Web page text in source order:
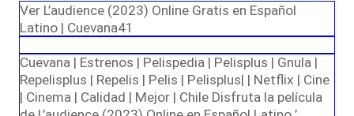
Ver L’audience (2023) Online Gratis en Español
Latino | Cuevana41
Cuevana | Estrenos | Pelispedia | Pelisplus | Gnula |
Repelisplus | Repelis | Pelis | Pelisplus| | Netflix | Cine
| Cinema | Calidad | Mejor | Chile Disfruta la película